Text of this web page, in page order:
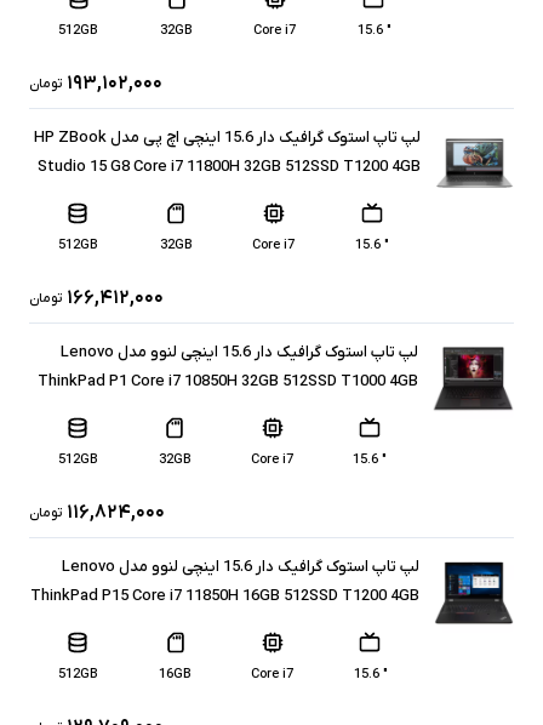
" 15.6
Core i7
32GB
512GB
۱۹۳,۱۰۲,۰۰۰ تومان
لپ تاپ استوک گرافیک دار 15.6 اینچی اچ پی مدل HP ZBook
Studio 15 G8 Core i7 11800H 32GB 512SSD T1200 4GB
" 15.6
Core i7
32GB
512GB
۱۶۶,۴۱۲,۰۰۰ تومان
لپ تاپ استوک گرافیک دار 15.6 اینچی لنوو مدل Lenovo
ThinkPad P1 Core i7 10850H 32GB 512SSD T1000 4GB
" 15.6
Core i7
32GB
512GB
۱۱۶,۸۲۴,۰۰۰ تومان
لپ تاپ استوک گرافیک دار 15.6 اینچی لنوو مدل Lenovo
ThinkPad P15 Core i7 11850H 16GB 512SSD T1200 4GB
" 15.6
Core i7
16GB
512GB